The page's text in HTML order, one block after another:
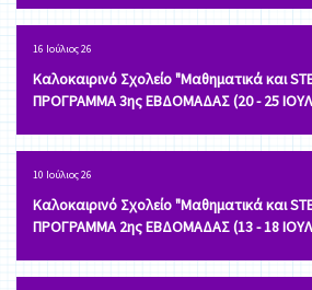
16 Ιούλιος 26
Καλοκαιρινό Σχολείο "Μαθηματικά και
ΠΡΟΓΡΑΜΜΑ 3ης ΕΒΔΟΜΑΔΑΣ (20 - 25
10 Ιούλιος 26
Καλοκαιρινό Σχολείο "Μαθηματικά και
ΠΡΟΓΡΑΜΜΑ 2ης ΕΒΔΟΜΑΔΑΣ (13 - 18